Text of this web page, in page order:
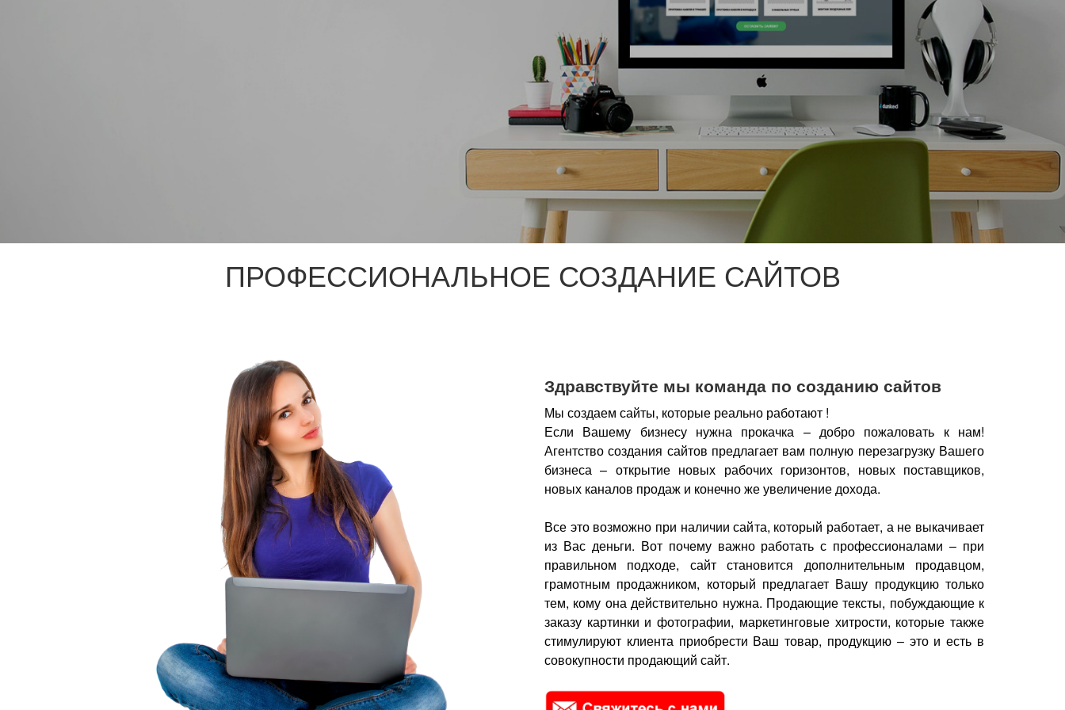
ПРОФЕССИОНАЛЬНОЕ СОЗДАНИЕ САЙТОВ
Здравствуйте мы команда по созданию сайтов
Мы создаем сайты, которые реально работают !
Если Вашему бизнесу нужна прокачка – добро пожаловать к нам!
Агентство создания сайтов предлагает вам полную перезагрузку Вашего
бизнеса – открытие новых рабочих горизонтов, новых поставщиков,
новых каналов продаж и конечно же увеличение дохода.
Все это возможно при наличии сайта, который работает, а не выкачивает
из Вас деньги. Вот почему важно работать с профессионалами – при
правильном подходе, сайт становится дополнительным продавцом,
грамотным продажником, который предлагает Вашу продукцию только
тем, кому она действительно нужна. Продающие тексты, побуждающие к
заказу картинки и фотографии, маркетинговые хитрости, которые также
стимулируют клиента приобрести Ваш товар, продукцию – это и есть в
совокупности продающий сайт.